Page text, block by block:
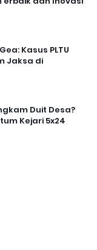
Kasus PLTU
Jaksa di
Duit Desa?
Kejari 5x24